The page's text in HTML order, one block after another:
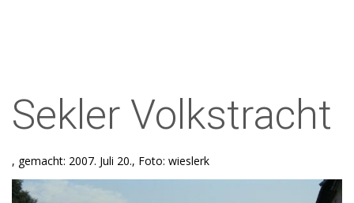
Sekler Volkstracht
, gemacht: 2007. Juli 20., Foto: wieslerk